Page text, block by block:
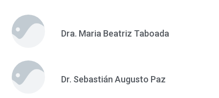
Dra. Maria Beatriz Taboada
Dr. Sebastián Augusto Paz